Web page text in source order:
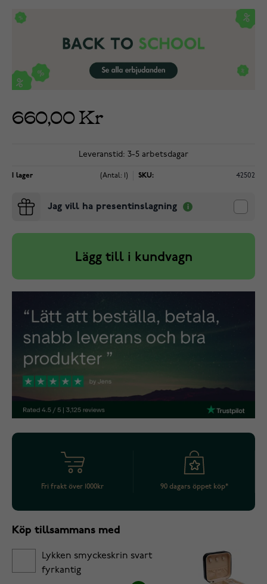
660,00 Kr
Leveranstid: 3-5 arbetsdagar
I lager (Antal: 1) SKU: 42502
Jag vill ha presentinslagning
Lägg till i kundvagn
Fri frakt över 1000kr 90 dagars öppet köp*
Köp tillsammans med
Lykken smyckeskrin svart
fyrkantig